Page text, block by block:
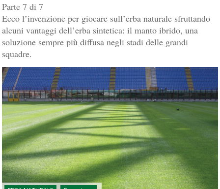
Parte 7 di 7
Ecco l’invenzione per giocare sull’erba naturale sfruttando
alcuni vantaggi dell’erba sintetica: il manto ibrido, una
soluzione sempre più diffusa negli stadi delle grandi
squadre.